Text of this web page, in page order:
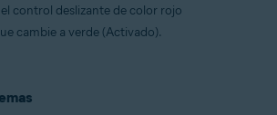
control deslizante de color rojo
cambie a verde (Activado).